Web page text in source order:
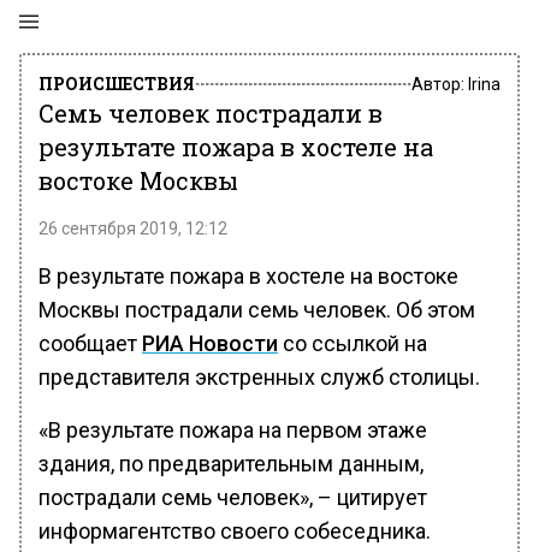
ПРОИСШЕСТВИЯ Автор: Irina
Семь человек пострадали в
результате пожара в хостеле на
востоке Москвы
26 сентября 2019, 12:12
В результате пожара в хостеле на востоке
Москвы пострадали семь человек. Об этом
сообщает РИА Новости со ссылкой на
представителя экстренных служб столицы.
«В результате пожара на первом этаже
здания, по предварительным данным,
пострадали семь человек», – цитирует
информагентство своего собеседника.